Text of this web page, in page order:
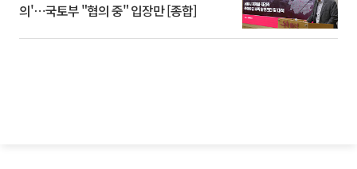
의'⋯국토부 "협의 중" 입장만 [종합]